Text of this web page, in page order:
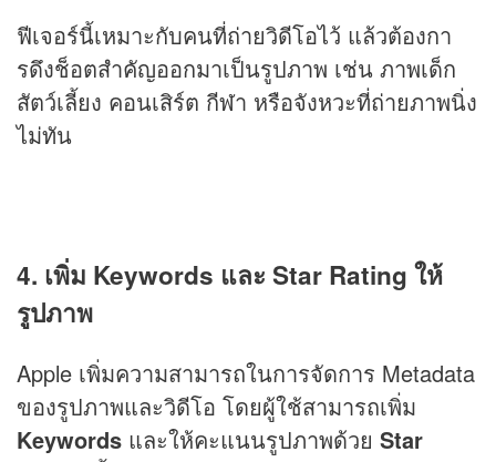
ฟีเจอร์นี้เหมาะกับคนที่ถ่ายวิดีโอไว้ แล้วต้องกา
รดึงช็อตสำคัญออกมาเป็นรูปภาพ เช่น ภาพเด็ก
สัตว์เลี้ยง คอนเสิร์ต กีฬา หรือจังหวะที่ถ่ายภาพนิ่ง
ไม่ทัน
4. เพิ่ม Keywords และ Star Rating ให้
รูปภาพ
Apple เพิ่มความสามารถในการจัดการ Metadata
ของรูปภาพและวิดีโอ โดยผู้ใช้สามารถเพิ่ม
Keywords และให้คะแนนรูปภาพด้วย Star